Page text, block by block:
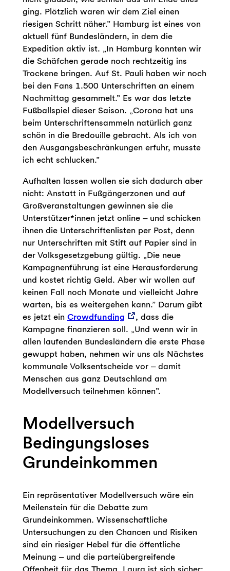
ging. Plötzlich waren wir dem Ziel einen
riesigen Schritt näher.” Hamburg ist eines von
aktuell fünf Bundesländern, in dem die
Expedition aktiv ist. „In Hamburg konnten wir
die Schäfchen gerade noch rechtzeitig ins
Trockene bringen. Auf St. Pauli haben wir noch
bei den Fans 1.500 Unterschriften an einem
Nachmittag gesammelt.” Es war das letzte
Fußballspiel dieser Saison. „Corona hat uns
beim Unterschriftensammeln natürlich ganz
schön in die Bredouille gebracht. Als ich von
den Ausgangsbeschränkungen erfuhr, musste
ich echt schlucken.”
Aufhalten lassen wollen sie sich dadurch aber
nicht: Anstatt in Fußgängerzonen und auf
Großveranstaltungen gewinnen sie die
Unterstützer*innen jetzt online ‒ und schicken
ihnen die Unterschriftenlisten per Post, denn
nur Unterschriften mit Stift auf Papier sind in
der Volksgesetzgebung gültig. „Die neue
Kampagnenführung ist eine Herausforderung
und kostet richtig Geld. Aber wir wollen auf
keinen Fall noch Monate und vielleicht Jahre
warten, bis es weitergehen kann.” Darum gibt
es jetzt ein Crowdfunding
, dass die
Kampagne finanzieren soll. „Und wenn wir in
allen laufenden Bundesländern die erste Phase
gewuppt haben, nehmen wir uns als Nächstes
kommunale Volksentscheide vor ‒ damit
Menschen aus ganz Deutschland am
Modellversuch teilnehmen können”.
Modellversuch
Bedingungsloses
Grundeinkommen
Ein repräsentativer Modellversuch wäre ein
Meilenstein für die Debatte zum
Grundeinkommen. Wissenschaftliche
Untersuchungen zu den Chancen und Risiken
sind ein riesiger Hebel für die öffentliche
Meinung ‒ und die parteiübergreifende
Offenheit für das Thema. Laura ist sich sicher: